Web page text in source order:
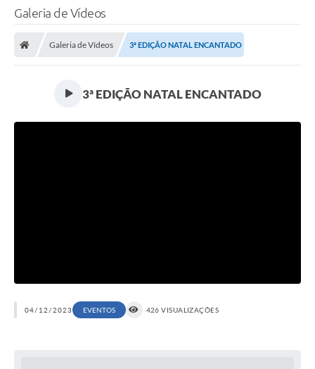
Galeria de Vídeos
Galeria de Vídeos 3ª EDIÇÃO NATAL ENCANTADO
3ª EDIÇÃO NATAL ENCANTADO
04/12/2023 EVENTOS 426 VISUALIZAÇÕES